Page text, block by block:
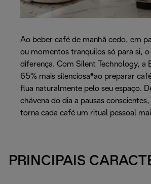
Ao beber café de manhã cedo, em
ou momentos tranquilos só para si,
diferença. Com Silent Technology, a
65% mais silenciosa*ao preparar
flua naturalmente pelo seu espaço.
chávena do dia a pausas
torna cada café um ritual pessoal
PRINCIPAIS